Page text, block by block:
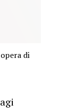
di